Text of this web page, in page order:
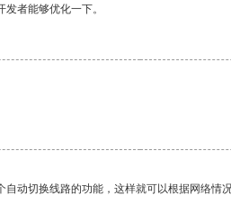
者能够优化一下。
动切换线路的功能，这样就可以根据网络情